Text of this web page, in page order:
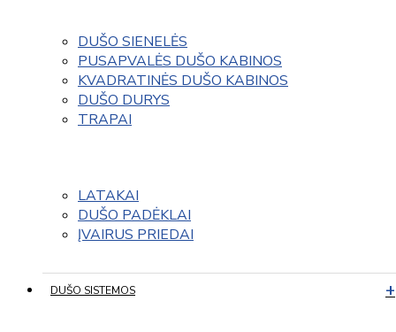
DUŠO SIENELĖS
PUSAPVALĖS DUŠO KABINOS
KVADRATINĖS DUŠO KABINOS
DUŠO DURYS
TRAPAI
LATAKAI
DUŠO PADĖKLAI
ĮVAIRUS PRIEDAI
DUŠO SISTEMOS